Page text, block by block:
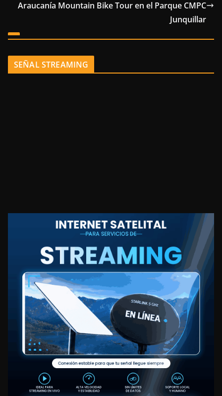
Araucanía Mountain Bike Tour en el Parque CMPC
Junquillar
SEÑAL STREAMING